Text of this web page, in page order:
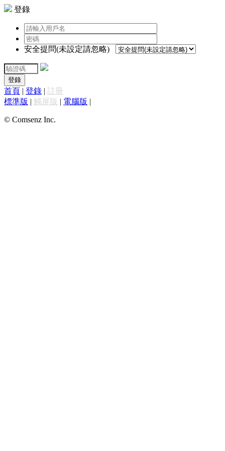
登錄
安全提問(未設定請忽略)
登錄
首頁 | 登錄 | 註冊
標準版 | 觸屏版 | 電腦版 |
© Comsenz Inc.